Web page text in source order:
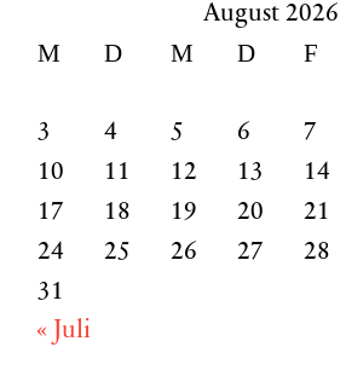
August 2026
M D M D F
3
4 5 6 7
10
11 12 13 14
17
18 19 20 21
24
25 26 27 28
31
« Juli